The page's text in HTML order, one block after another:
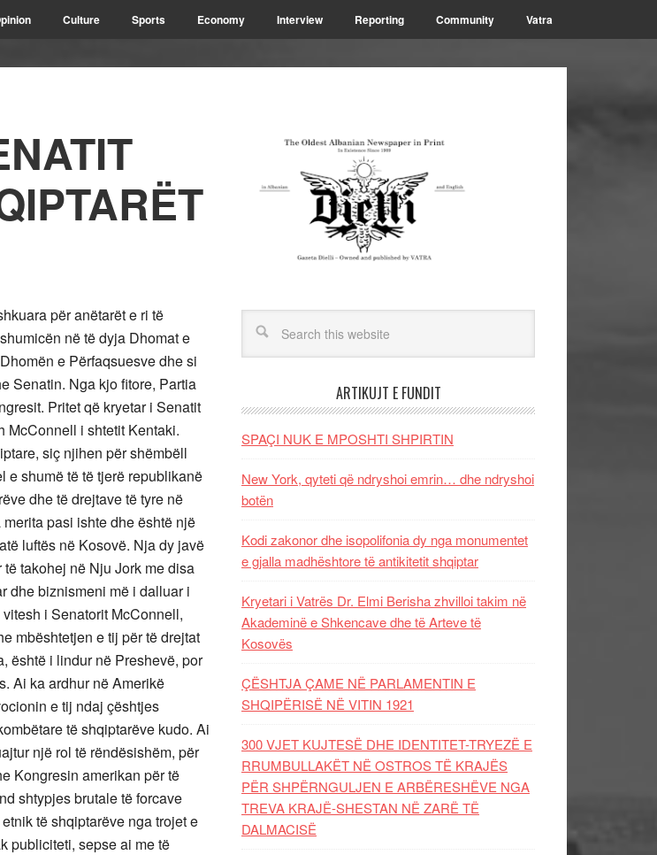
Culture Sports Economy Interview Reporting Community Vatra
për anëtarët e ri të
në të dyja Dhomat e
e Përfaqsuesve dhe si
Senatin. Nga kjo fitore, Partia
Pritet që kryetar i Senatit
McConnell i shtetit Kentaki.
siç njihen për shëmbëll
e shumë të të tjerë republikanë
dhe të drejtave të tyre në
pasi ishte dhe është një
luftës në Kosovë. Nja dy javë
takohej në Nju Jork me disa
dhe biznismeni më i dalluar i
i Senatorit McConnell,
mbështetjen e tij për të drejtat
është i lindur në Preshevë, por
Ai ka ardhur në Amerikë
e tij ndaj çështjes
të shqiptarëve kudo. Ai
një rol të rëndësishëm, për
Kongresin amerikan për të
shtypjes brutale të forcave
të shqiptarëve nga trojet e
publiciteti, sepse ai me të
ARTIKUJT E FUNDIT
SPAÇI NUK E MPOSHTI SHPIRTIN
New York, qyteti që ndryshoi emrin… dhe ndryshoi
botën
Kodi zakonor dhe isopolifonia dy nga monumentet
e gjalla madhështore të antikitetit shqiptar
Kryetari i Vatrës Dr. Elmi Berisha zhvilloi takim në
Akademinë e Shkencave dhe të Arteve të
Kosovës
ÇËSHTJA ÇAME NË PARLAMENTIN E
SHQIPËRISË NË VITIN 1921
300 VJET KUJTESË DHE IDENTITET-TRYEZË E
RRUMBULLAKËT NË OSTROS TË KRAJËS
PËR SHPËRNGULJEN E ARBËRESHËVE NGA
TREVA KRAJË-SHESTAN NË ZARË TË
DALMACISË